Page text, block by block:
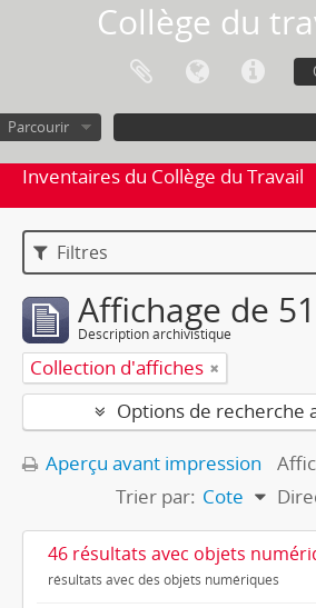
Collège du
Parcourir
Inventaires du Collège du Travail
Filtres
Affichage de
Description archivistique
Collection d'affiches
Options de recherche
Aperçu avant impression
Trier par: Cote
46 résultats avec objets
résultats avec des objets numériques